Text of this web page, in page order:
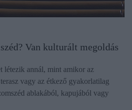
Van kulturált megoldás
létezik annál, mint amikor az
vagy az étkező gyakorlatilag
ablakából, kapujából vagy